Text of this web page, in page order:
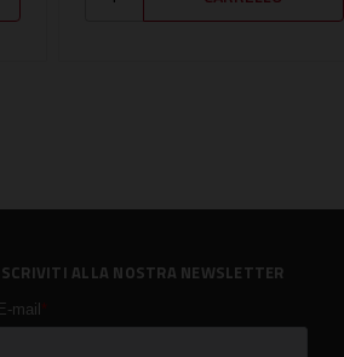
ALLA NOSTRA NEWSLETTER